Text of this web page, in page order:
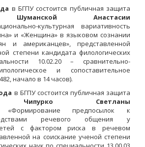
в БГПУ состоится публичная защита
Анастасии
культурная вариативность
и «Женщина» в языковом сознании
и американцев», представленной
степени кандидата филологических
10.02.20 – сравнительно-
и сопоставительное
начало в 14 часов).
в БГПУ состоится публичная защита
Светланы
«Формирование предпосылок к
речевого общения у
с фактором риска в речевом
на соискание ученой степени